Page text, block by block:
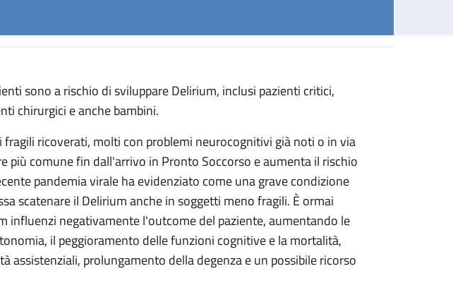
approccio multidisciplinare e multiprofessionale
sono a rischio di sviluppare Delirium, inclusi pazienti critici,
chirurgici e anche bambini.
ricoverati, molti con problemi neurocognitivi già noti o in via
più comune fin dall'arrivo in Pronto Soccorso e aumenta il rischio
pandemia virale ha evidenziato come una grave condizione
scatenare il Delirium anche in soggetti meno fragili. È ormai
influenzi negativamente l'outcome del paziente, aumentando le
il peggioramento delle funzioni cognitive e la mortalità,
assistenziali, prolungamento della degenza e un possibile ricorso